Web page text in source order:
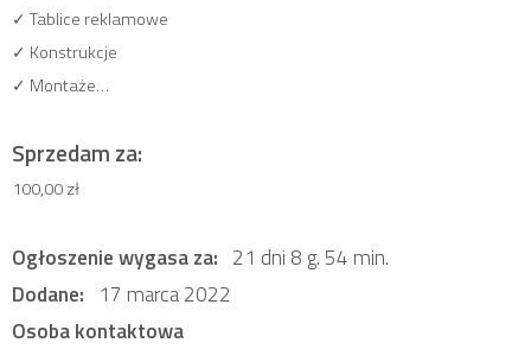
✓ Tablice reklamowe
✓ Konstrukcje
✓ Montaże…
Sprzedam za:
100,00 zł
Ogłoszenie wygasa za: 21 dni 8 g. 54 min.
Dodane: 17 marca 2022
Osoba kontaktowa